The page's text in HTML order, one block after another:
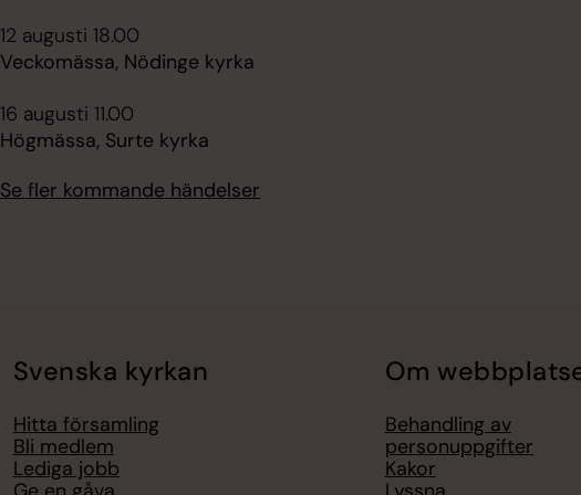
12 augusti 18.00
Veckomässa, Nödinge kyrka
16 augusti 11.00
Högmässa, Surte kyrka
Se fler kommande händelser
Svenska kyrkan
Hitta församling
Bli medlem
Lediga jobb
Om
Behandling av
personuppgifter
Kakor